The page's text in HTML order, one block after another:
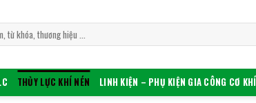
THỦY LỰC KHÍ NÉN LINH KIỆN – PHỤ KIỆN GIA CÔNG CƠ KHÍ